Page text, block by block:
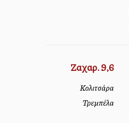
Ζαχαρ. 9,6
Κολιτσάρα
Τρεμπέλα